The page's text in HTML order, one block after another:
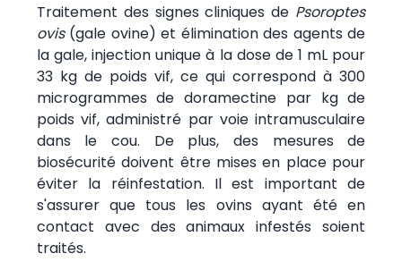
Traitement des signes cliniques de Psoroptes
ovis(gale ovine) et élimination des agents de
la gale, injection unique à la dose de 1 mL pour
33 kg de poids vif, ce qui correspond à 300
microgrammes de doramectine par kg de
poids vif, administré par voie intramusculaire
dans le cou. De plus, des mesures de
biosécurité doivent être mises en place pour
éviter la réinfestation. Il est important de
s'assurer que tous les ovins ayant été en
contact avec des animaux infestés soient
traités.